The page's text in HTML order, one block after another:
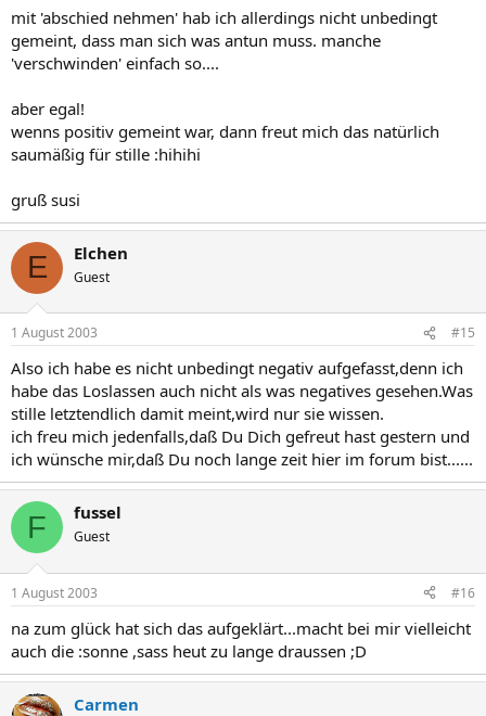
mit 'abschied nehmen' hab ich allerdings nicht unbedingt
gemeint, dass man sich was antun muss. manche
'verschwinden' einfach so....
aber egal!
wenns positiv gemeint war, dann freut mich das natürlich
saumäßig für stille :hihihi
gruß susi
E Elchen
Guest
1 August 2003 #15
Also ich habe es nicht unbedingt negativ aufgefasst,denn ich
habe das Loslassen auch nicht als was negatives gesehen.Was
stille letztendlich damit meint,wird nur sie wissen.
ich freu mich jedenfalls,daß Du Dich gefreut hast gestern und
ich wünsche mir,daß Du noch lange zeit hier im forum bist......
F fussel
Guest
1 August 2003 #16
na zum glück hat sich das aufgeklärt...macht bei mir vielleicht
auch die :sonne ,sass heut zu lange draussen ;D
Carmen